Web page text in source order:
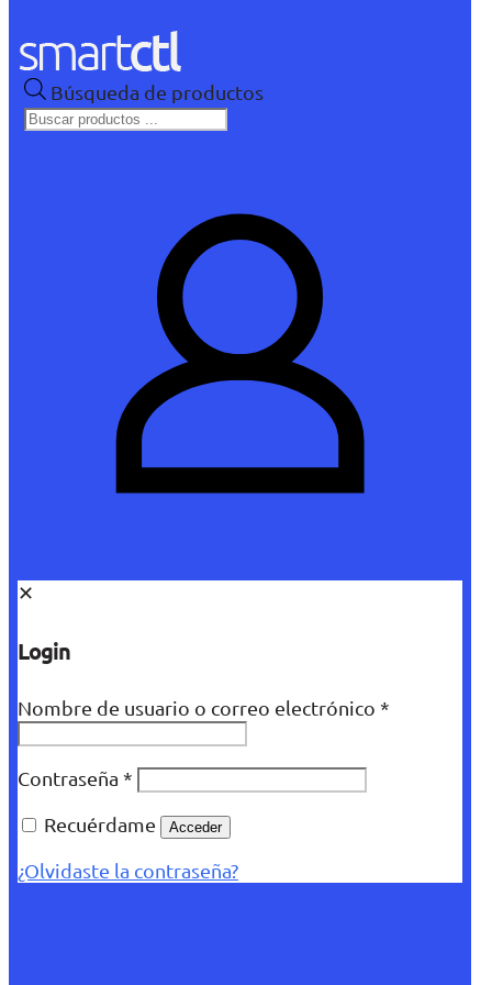
Búsqueda de productos
✕
Login
Nombre de usuario o correo electrónico *
Contraseña *
Recuérdame
Acceder
¿Olvidaste la contraseña?